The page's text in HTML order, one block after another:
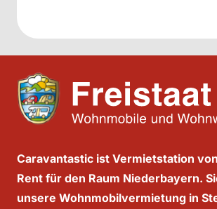
Caravantastic ist Vermietstation
Rent für den Raum Niederbayern.
unsere Wohnmobilvermietung in